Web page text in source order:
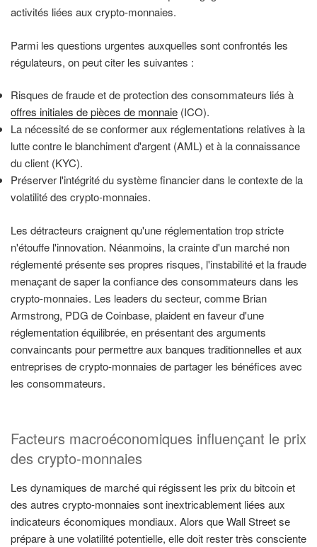
activités liées aux crypto-monnaies.
Parmi les questions urgentes auxquelles sont confrontés les
régulateurs, on peut citer les suivantes :
Risques de fraude et de protection des consommateurs liés à
offres initiales de pièces de monnaie (ICO).
La nécessité de se conformer aux réglementations relatives à la
lutte contre le blanchiment d'argent (AML) et à la connaissance
du client (KYC).
Préserver l'intégrité du système financier dans le contexte de la
volatilité des crypto-monnaies.
Les détracteurs craignent qu'une réglementation trop stricte
n'étouffe l'innovation. Néanmoins, la crainte d'un marché non
réglementé présente ses propres risques, l'instabilité et la fraude
menaçant de saper la confiance des consommateurs dans les
crypto-monnaies. Les leaders du secteur, comme Brian
Armstrong, PDG de Coinbase, plaident en faveur d'une
réglementation équilibrée, en présentant des arguments
convaincants pour permettre aux banques traditionnelles et aux
entreprises de crypto-monnaies de partager les bénéfices avec
les consommateurs.
Facteurs macroéconomiques influençant le prix
des crypto-monnaies
Les dynamiques de marché qui régissent les prix du bitcoin et
des autres crypto-monnaies sont inextricablement liées aux
indicateurs économiques mondiaux. Alors que Wall Street se
prépare à une volatilité potentielle, elle doit rester très consciente